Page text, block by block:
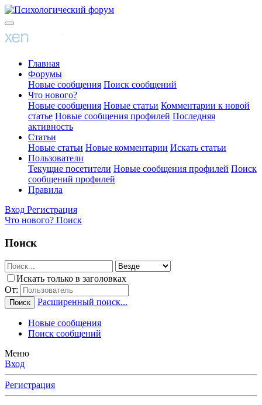
Главная
Форумы
Новые сообщения Поиск сообщений
Что нового?
Новые сообщения Новые статьи Комментарии к новой
статье Новые сообщения профилей Последняя
активность
Статьи
Новые статьи Новые комментарии Искать статьи
Пользователи
Текущие посетители Новые сообщения профилей Поиск
сообщений профилей
Правила
Вход Регистрация
Что нового? Поиск
Поиск
Искать только в заголовках
От:
Поиск Расширенный поиск...
Новые сообщения
Поиск сообщений
Меню
Вход
Регистрация